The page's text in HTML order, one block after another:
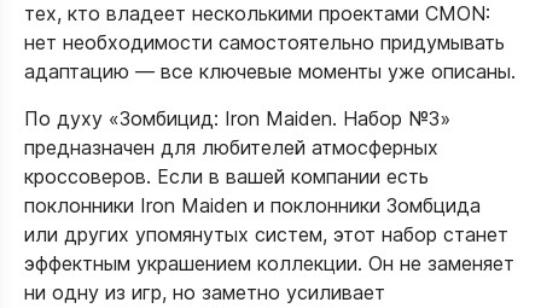
тех, кто владеет несколькими проектами CMON:
нет необходимости самостоятельно придумывать
адаптацию — все ключевые моменты уже описаны.​
По духу «Зомбицид: Iron Maiden. Набор №3»
предназначен для любителей атмосферных
кроссоверов. Если в вашей компании есть
поклонники Iron Maiden и поклонники Зомбцида
или других упомянутых систем, этот набор станет
эффектным украшением коллекции. Он не заменяет
ни одну из игр, но заметно усиливает